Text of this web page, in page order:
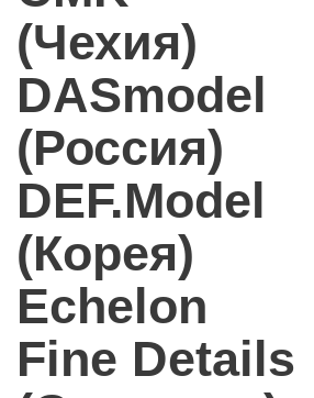
(Чехия)
DASmodel
(Россия)
DEF.Model
(Корея)
Echelon
Fine Details